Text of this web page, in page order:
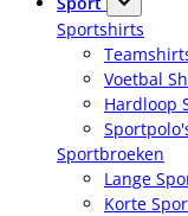
Sportshirts
Voetbal
Hardloop
Sportbroeken
Lange
Korte